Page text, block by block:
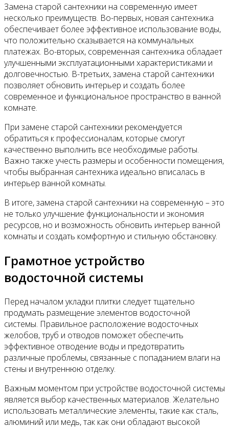
Замена старой сантехники на современную имеет
несколько преимуществ. Во-первых, новая сантехника
обеспечивает более эффективное использование воды,
что положительно сказывается на коммунальных
платежах. Во-вторых, современная сантехника обладает
улучшенными эксплуатационными характеристиками и
долговечностью. В-третьих, замена старой сантехники
позволяет обновить интерьер и создать более
современное и функциональное пространство в ванной
комнате.
При замене старой сантехники рекомендуется
обратиться к профессионалам, которые смогут
качественно выполнить все необходимые работы.
Важно также учесть размеры и особенности помещения,
чтобы выбранная сантехника идеально вписалась в
интерьер ванной комнаты.
В итоге, замена старой сантехники на современную – это
не только улучшение функциональности и экономия
ресурсов, но и возможность обновить интерьер ванной
комнаты и создать комфортную и стильную обстановку.
Грамотное устройство
водосточной системы
Перед началом укладки плитки следует тщательно
продумать размещение элементов водосточной
системы. Правильное расположение водосточных
желобов, труб и отводов поможет обеспечить
эффективное отводение воды и предотвратить
различные проблемы, связанные с попаданием влаги на
стены и внутреннюю отделку.
Важным моментом при устройстве водосточной системы
является выбор качественных материалов. Желательно
использовать металлические элементы, такие как сталь,
алюминий или медь, так как они обладают высокой